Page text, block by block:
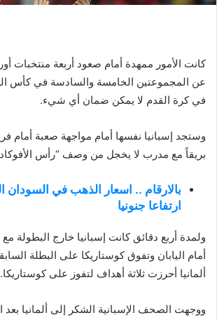
عن المجموعتين الخامسة والسادسة في كأس
في كرة القدم لا يمكن ضمان أي شيء.
وستجد إسبانيا نفسها أمام مواجهة صعبة أمام
بريقاً مع مدرب لا يخجل من وصف “رأس
بالارقام .. اسعار الذهب في السودان
ارتفاعا جنونيا
ولمدة أربع دقائق كانت إسبانيا خارج البطولة مع
أمام اليابان وتفوق كوستاريكا على البطلة
ألمانيا أحرزت ثلاثة أهداف لتفوز على كوستاريكا.
ووجهت الصحف الإسبانية الشكر إلى ألمانيا بعد